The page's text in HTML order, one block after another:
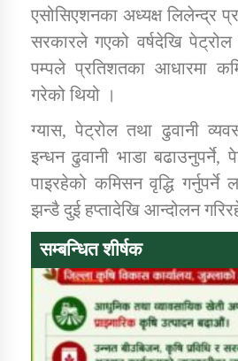
कार्यक्रम कार्यान्वयन
कर्णाली प्राविधि
एसोसिएशनका अध्यक्ष लिलेन्द्र
सरकारले गएको वर्षदेखि पेट्रोल
पम्पले प्रतिशतका आधारमा
गरेको थियो ।
ग्यास, पेट्रोल तथा ढुवानी
इन्धन ढुवानी भाडा बढाउनुपर्ने,
पाइरहेको कमिसन वृद्धि
झन्डै दुई हप्तादेखि आन्दोलन
सम्बन्धित शीर्षक